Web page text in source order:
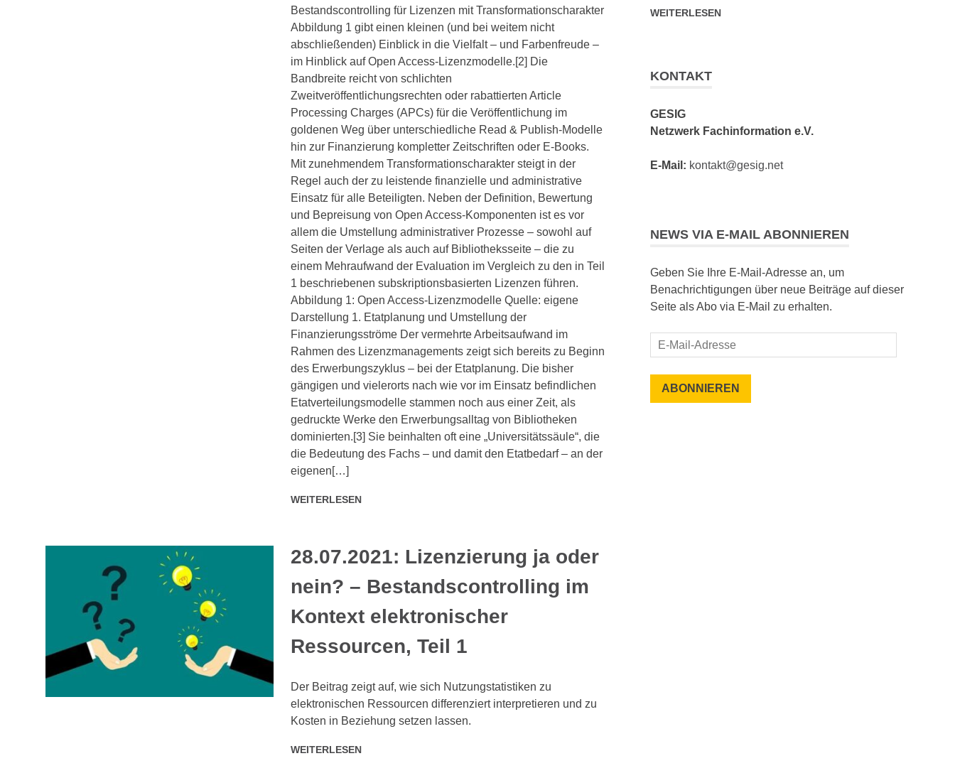
Bestandscontrolling für Lizenzen mit Transformationscharakter
Abbildung 1 gibt einen kleinen (und bei weitem nicht
abschließenden) Einblick in die Vielfalt – und Farbenfreude –
im Hinblick auf Open Access-Lizenzmodelle.[2] Die
Bandbreite reicht von schlichten
Zweitveröffentlichungsrechten oder rabattierten Article
Processing Charges (APCs) für die Veröffentlichung im
goldenen Weg über unterschiedliche Read & Publish-Modelle
hin zur Finanzierung kompletter Zeitschriften oder E-Books.
Mit zunehmendem Transformationscharakter steigt in der
Regel auch der zu leistende finanzielle und administrative
Einsatz für alle Beteiligten. Neben der Definition, Bewertung
und Bepreisung von Open Access-Komponenten ist es vor
allem die Umstellung administrativer Prozesse – sowohl auf
Seiten der Verlage als auch auf Bibliotheksseite – die zu
einem Mehraufwand der Evaluation im Vergleich zu den in Teil
1 beschriebenen subskriptionsbasierten Lizenzen führen.
Abbildung 1: Open Access-Lizenzmodelle Quelle: eigene
Darstellung 1. Etatplanung und Umstellung der
Finanzierungsströme Der vermehrte Arbeitsaufwand im
Rahmen des Lizenzmanagements zeigt sich bereits zu Beginn
des Erwerbungszyklus – bei der Etatplanung. Die bisher
gängigen und vielerorts nach wie vor im Einsatz befindlichen
Etatverteilungsmodelle stammen noch aus einer Zeit, als
gedruckte Werke den Erwerbungsalltag von Bibliotheken
dominierten.[3] Sie beinhalten oft eine „Universitätssäule“, die
die Bedeutung des Fachs – und damit den Etatbedarf – an der
eigenen[…]
WEITERLESEN
28.07.2021: Lizenzierung ja oder
nein? – Bestandscontrolling im
Kontext elektronischer
Ressourcen, Teil 1
Der Beitrag zeigt auf, wie sich Nutzungstatistiken zu
elektronischen Ressourcen differenziert interpretieren und zu
Kosten in Beziehung setzen lassen.
WEITERLESEN
WEITERLESEN
KONTAKT
GESIG
Netzwerk Fachinformation e.V.
E-Mail: kontakt@gesig.net
NEWS VIA E-MAIL ABONNIEREN
Geben Sie Ihre E-Mail-Adresse an, um
Benachrichtigungen über neue Beiträge auf dieser
Seite als Abo via E-Mail zu erhalten.
E-
Mail-
Adresse
ABONNIEREN